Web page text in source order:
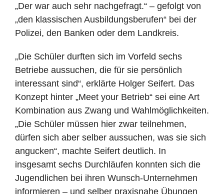
„Der war auch sehr nachgefragt.“ – gefolgt von
„den klassischen Ausbildungsberufen“ bei der
Polizei, den Banken oder dem Landkreis.
„Die Schüler durften sich im Vorfeld sechs
Betriebe aussuchen, die für sie persönlich
interessant sind“, erklärte Holger Seifert. Das
Konzept hinter „Meet your Betrieb“ sei eine Art
Kombination aus Zwang und Wahlmöglichkeiten.
„Die Schüler müssen hier zwar teilnehmen,
dürfen sich aber selber aussuchen, was sie sich
angucken“, machte Seifert deutlich. In
insgesamt sechs Durchläufen konnten sich die
Jugendlichen bei ihren Wunsch-Unternehmen
informieren – und selber praxisnahe Übungen